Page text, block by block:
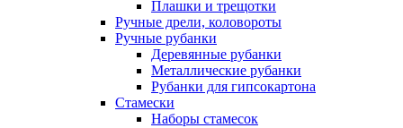
Плашки и трещотки
Ручные дрели, коловороты
Ручные рубанки
Деревянные рубанки
Металлические рубанки
Рубанки для гипсокартона
Стамески
Наборы стамесок